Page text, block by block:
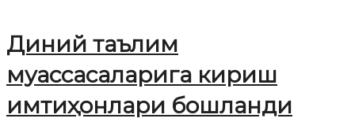
Диний таълим
муассасаларига кириш
имтиҳонлари бошланди